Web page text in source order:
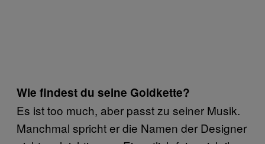
Wie findest du seine Goldkette?
Es ist too much, aber passt zu seiner Musik.
Manchmal spricht er die Namen der Designer